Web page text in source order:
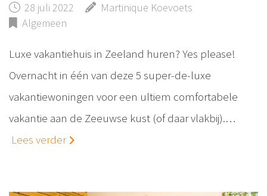
28 juli 2022
Martinique Koevoets
Algemeen
Luxe vakantiehuis in Zeeland huren? Yes please!
Overnacht in één van deze 5 super-de-luxe
vakantiewoningen voor een ultiem comfortabele
vakantie aan de Zeeuwse kust (of daar vlakbij).…
Lees verder